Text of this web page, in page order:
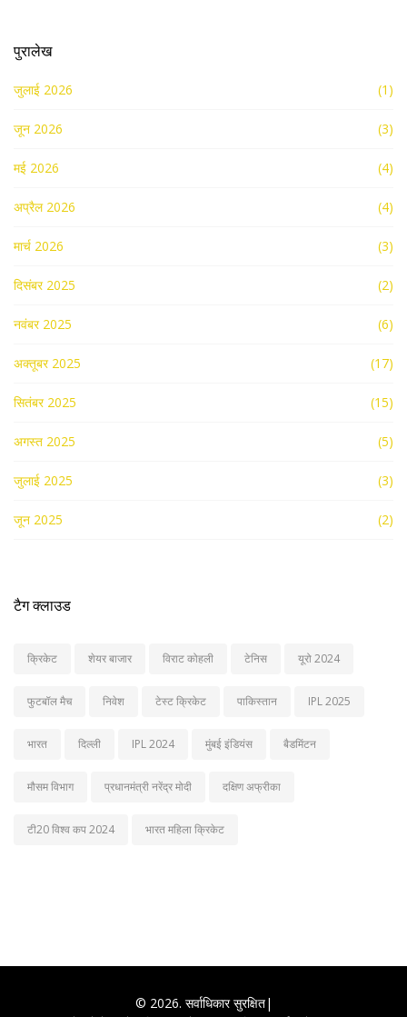
पुरालेख
जुलाई 2026 (1)
जून 2026 (3)
मई 2026 (4)
अप्रैल 2026 (4)
मार्च 2026 (3)
दिसंबर 2025 (2)
नवंबर 2025 (6)
अक्तूबर 2025 (17)
सितंबर 2025 (15)
अगस्त 2025 (5)
जुलाई 2025 (3)
जून 2025 (2)
टैग क्लाउड
क्रिकेट शेयर बाजार विराट कोहली टेनिस यूरो 2024
फुटबॉल मैच निवेश टेस्ट क्रिकेट पाकिस्तान IPL 2025
भारत दिल्ली IPL 2024 मुंबई इंडियंस बैडमिंटन
मौसम विभाग प्रधानमंत्री नरेंद्र मोदी दक्षिण अफ्रीका
टी20 विश्व कप 2024 भारत महिला क्रिकेट
© 2026. सर्वाधिकार सुरक्षित|